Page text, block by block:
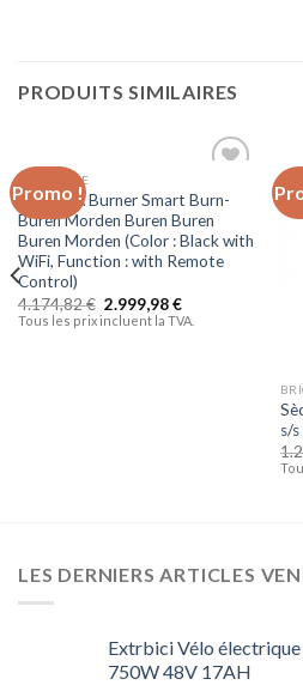
PRODUITS SIMILAIRES
Promo !
à la liste
d’envies
BRICOLAGE
L1YAFYA Burner Smart Burn-
Buren Morden Buren Buren
Buren Morden (Color : Black with
WiFi, Function : with Remote
Control)
4.174,82€ 2.999,98€
Tous les prix incluent la TVA.
s/
LES DERNIERS ARTICLES
Extrbici Vélo électrique
750W 48V 17AH